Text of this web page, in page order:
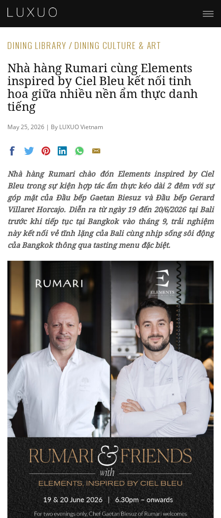
DINING LIBRARY / DINING CULTURE & ART
Nhà hàng Rumari cùng Elements
inspired by Ciel Bleu kết nối tinh
hoa giữa nhiều nền ẩm thực danh
tiếng
May 25, 2026 | By LUXUO Vietnam
Nhà hàng Rumari chào đón Elements inspired by Ciel
Bleu trong sự kiện hợp tác ẩm thực kéo dài 2 đêm với sự
góp mặt của Đầu bếp Gaetan Biesuz và Đầu bếp Gerard
Villaret Horcajo. Diễn ra từ ngày 19 đến 20/6/2026 tại Bali
trước khi tiếp tục tại Bangkok vào tháng 9, trải nghiệm
này kết nối vẻ tĩnh lặng của Bali cùng nhịp sống sôi động
của Bangkok thông qua tasting menu đặc biệt.